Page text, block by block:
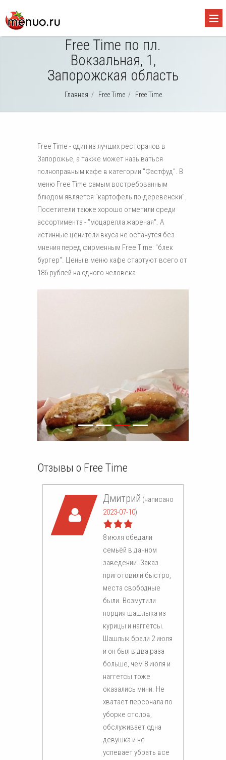
Free Time по пл.
Вокзальная, 1,
Запорожская область
Главная / Free Time / Free Time
Free Time - один из лучших ресторанов в
Запорожье, а также может называться
полноправным кафе в категории "Фастфуд". В
меню Free Time самым востребованным
блюдом является "картофель по-деревенски".
Посетители также хорошо отметили среди
ассортимента - "моцарелла жареная". А
истинные ценители вкуса не останутся без
мнения перед фирменным Free Time: "блек
бургер". Цены в меню кафе стартуют всего от
186 рублей на одного человека.
Отзывы о Free Time
Дмитрий (написано
2023-07-10)
8 июля обедали
семьёй в данном
заведении. Заказ
приготовили быстро,
места свободные
были. Возмутили
порция шашлыка из
курицы и наггетсы.
Шашлык брали 2 июля
и он был в два раза
больше, чем 8 июля и
наггетсы тоже
оказались мини. Не
хватает персонала по
уборке столов,
обслуживает одна
девушка и не
успевает убрать все